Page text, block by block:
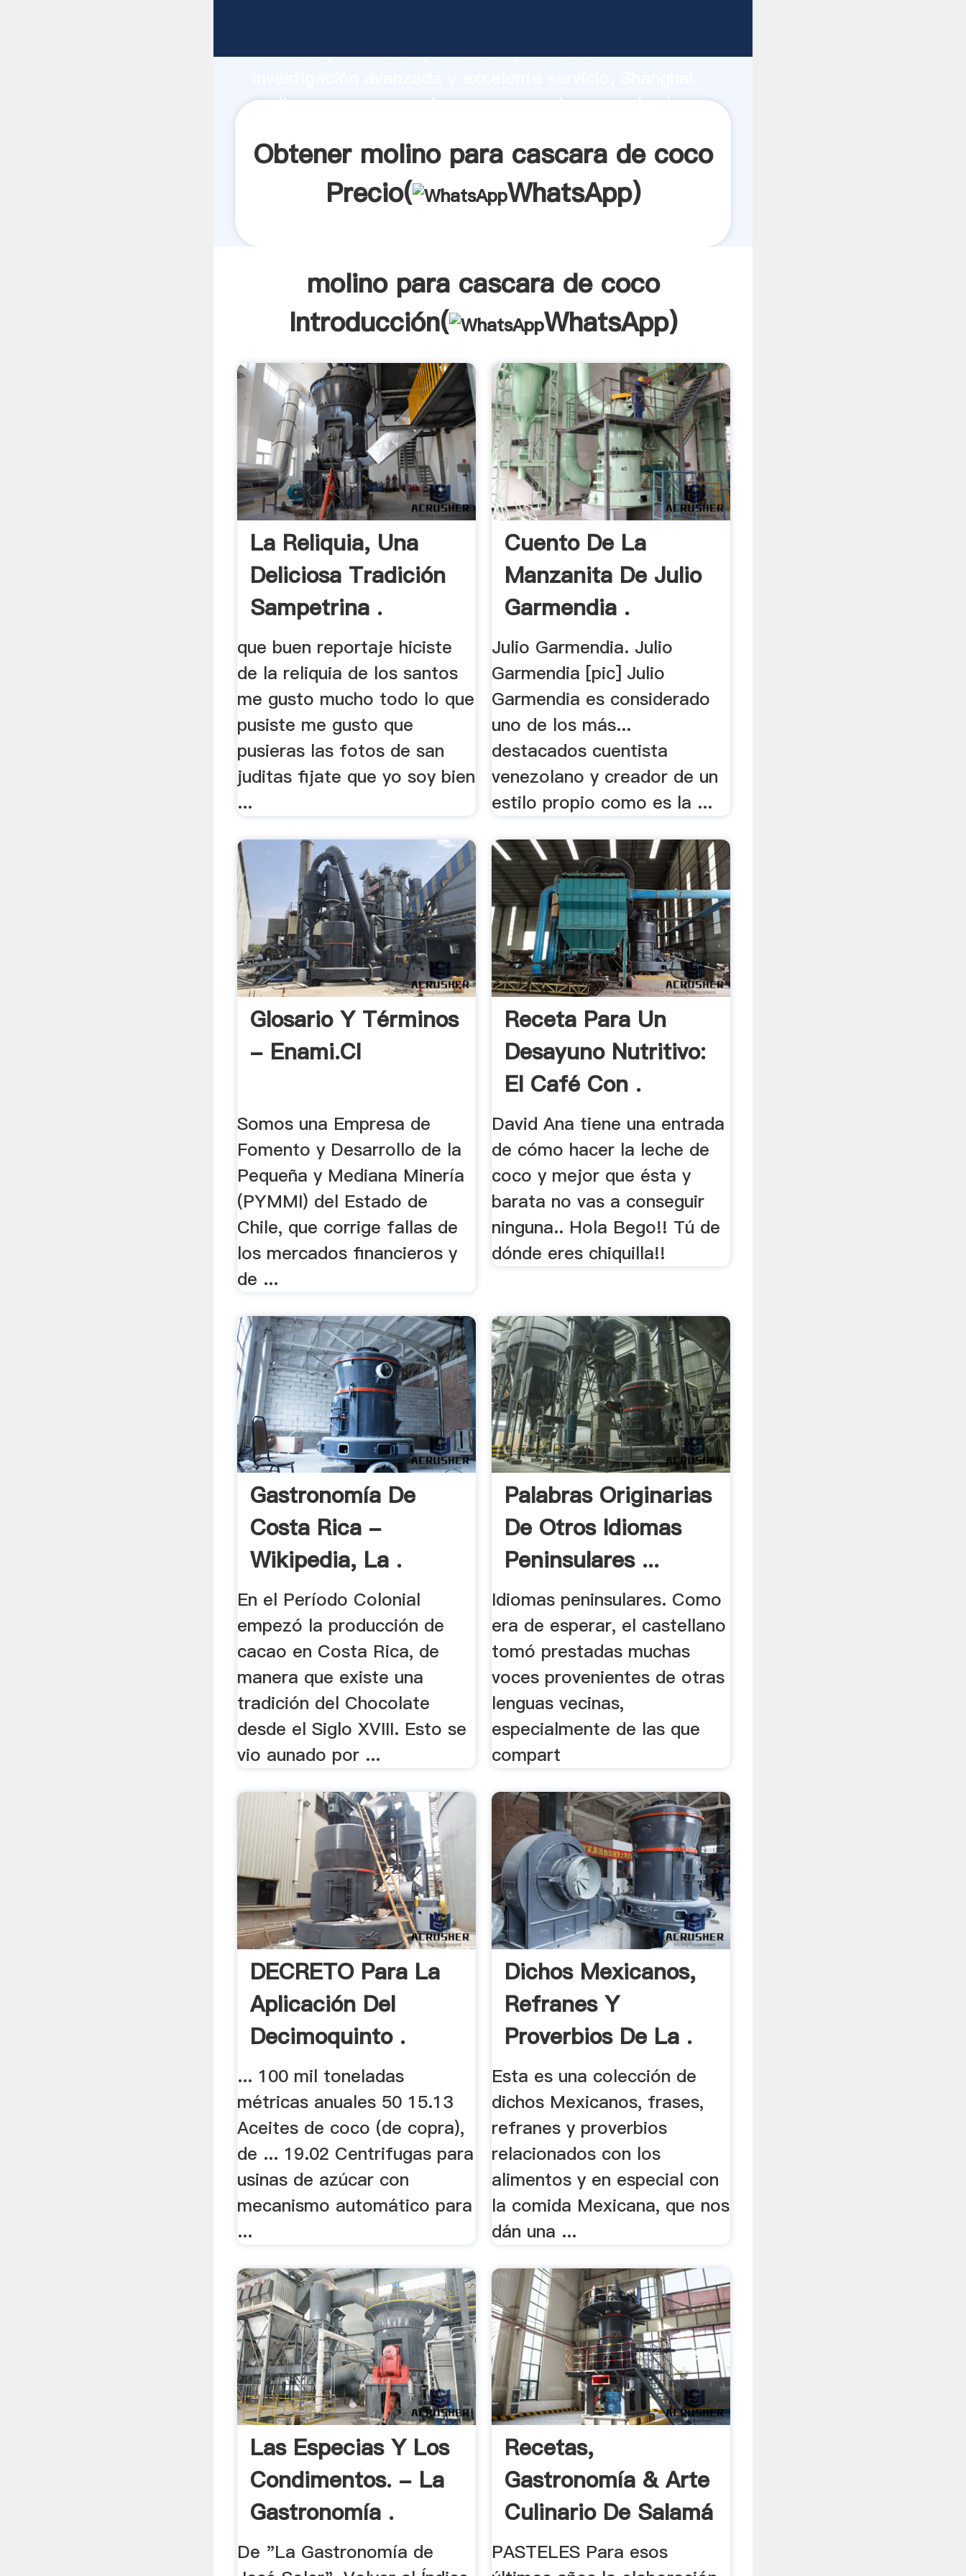
fuerte capacidad de producción, fuerza de
molino para cascara de coco proveedor crea el valor y
Obtener molino para cascara de coco
Precio(
WhatsApp)
molino para cascara de coco
Introducción(
WhatsApp)
La Reliquia, Una
Deliciosa Tradición
Sampetrina .
que buen reportaje hiciste
de la reliquia de los santos
me gusto mucho todo lo que
pusiste me gusto que
pusieras las fotos de san
juditas fijate que yo soy bien
...
Cuento De La
Manzanita De Julio
Garmendia .
Julio Garmendia. Julio
Garmendia [pic] Julio
Garmendia es considerado
uno de los más...
destacados cuentista
venezolano y creador de un
estilo propio como es la ...
Glosario Y Términos
- Enami.cl
Somos una Empresa de
Fomento y Desarrollo de la
Pequeña y Mediana Minería
(PYMMI) del Estado de
Chile, que corrige fallas de
los mercados financieros y
de ...
Receta Para Un
Desayuno Nutritivo:
El Café Con .
David Ana tiene una entrada
de cómo hacer la leche de
coco y mejor que ésta y
barata no vas a conseguir
ninguna.. Hola Bego!! Tú de
dónde eres chiquilla!!
Gastronomía De
Costa Rica -
Wikipedia, La .
En el Período Colonial
empezó la producción de
cacao en Costa Rica, de
manera que existe una
tradición del Chocolate
desde el Siglo XVIII. Esto se
vio aunado por ...
Palabras Originarias
De Otros Idiomas
Peninsulares ...
Idiomas peninsulares. Como
era de esperar, el castellano
tomó prestadas muchas
voces provenientes de otras
lenguas vecinas,
especialmente de las que
compart
DECRETO Para La
Aplicación Del
Decimoquinto .
... 100 mil toneladas
métricas anuales 50 15.13
Aceites de coco (de copra),
de ... 19.02 Centrifugas para
usinas de azúcar con
mecanismo automático para
...
Dichos Mexicanos,
Refranes Y
Proverbios De La .
Esta es una colección de
dichos Mexicanos, frases,
refranes y proverbios
relacionados con los
alimentos y en especial con
la comida Mexicana, que nos
dán una ...
Las Especias Y Los
Condimentos. - La
Gastronomía .
De "La Gastronomía de
Recetas,
Gastronomía & Arte
Culinario De Salamá
PASTELES Para esos